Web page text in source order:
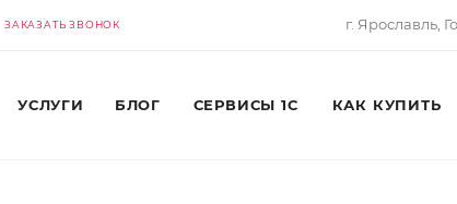
ЗАКАЗАТЬ ЗВОНОК г. Ярославль,
УСЛУГИ БЛОГ СЕРВИСЫ 1С КАК КУПИТЬ